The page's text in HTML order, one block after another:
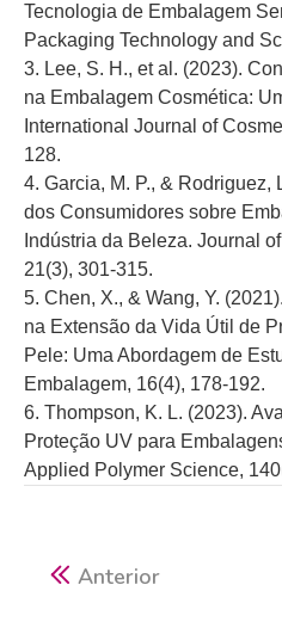
Tecnologia de Embalagem
Packaging Technology and
3. Lee, S. H., et al. (2023).
na Embalagem Cosmética:
International Journal of
128.
4. Garcia, M. P., & Rodriguez,
dos Consumidores sobre
Indústria da Beleza. Journal
21(3), 301-315.
5. Chen, X., & Wang, Y.
na Extensão da Vida Útil de
Pele: Uma Abordagem de
Embalagem, 16(4), 178-192.
6. Thompson, K. L. (2023).
Proteção UV para
Applied Polymer Science,
Anterior